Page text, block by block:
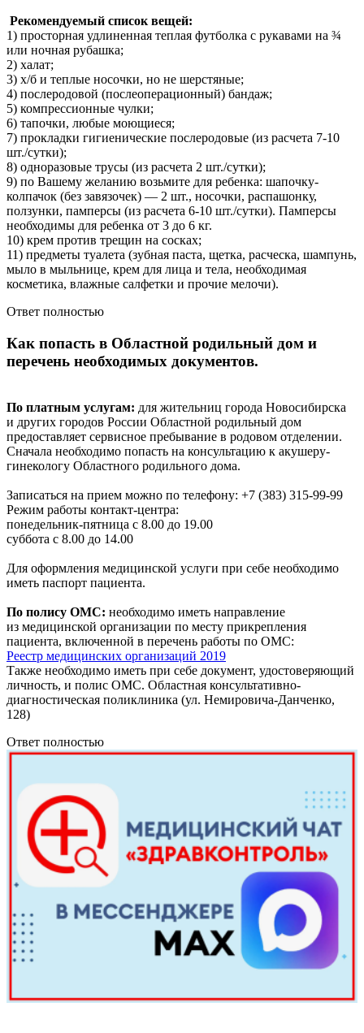
Рекомендуемый список вещей:
1) просторная удлиненная теплая футболка с рукавами на ¾
или ночная рубашка;
2) халат;
3) х/б и теплые носочки, но не шерстяные;
4) послеродовой (послеоперационный) бандаж;
5) компрессионные чулки;
6) тапочки, любые моющиеся;
7) прокладки гигиенические послеродовые (из расчета 7-10
шт./сутки);
8) одноразовые трусы (из расчета 2 шт./сутки);
9) по Вашему желанию возьмите для ребенка: шапочку-
колпачок (без завязочек) — 2 шт., носочки, распашонку,
ползунки, памперсы (из расчета 6-10 шт./сутки). Памперсы
необходимы для ребенка от 3 до 6 кг.
10) крем против трещин на сосках;
11) предметы туалета (зубная паста, щетка, расческа, шампунь,
мыло в мыльнице, крем для лица и тела, необходимая
косметика, влажные салфетки и прочие мелочи).
Ответ полностью
Как попасть в Областной родильный дом и
перечень необходимых документов.
По платным услугам: для жительниц города Новосибирска
и других городов России Областной родильный дом
предоставляет сервисное пребывание в родовом отделении.
Сначала необходимо попасть на консультацию к акушеру-
гинекологу Областного родильного дома.
Записаться на прием можно по телефону: +7 (383) 315-99-99
Режим работы контакт-центра:
понедельник-пятница с 8.00 до 19.00
суббота с 8.00 до 14.00
Для оформления медицинской услуги при себе необходимо
иметь паспорт пациента.
По полису ОМС: необходимо иметь направление
из медицинской организации по месту прикрепления
пациента, включенной в перечень работы по ОМС:
Реестр медицинских организаций 2019
Также необходимо иметь при себе документ, удостоверяющий
личность, и полис ОМС. Областная консультативно-
диагностическая поликлиника (ул. Немировича-Данченко,
128)
Ответ полностью